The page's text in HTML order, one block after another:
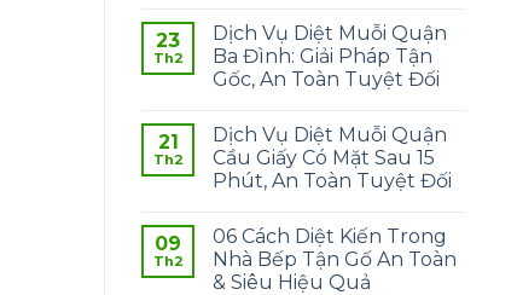
23
Th2
Dịch Vụ Diệt Muỗi Quận
Ba Đình: Giải Pháp Tận
Gốc, An Toàn Tuyệt Đối
21
Th2
Dịch Vụ Diệt Muỗi Quận
Cầu Giấy Có Mặt Sau 15
Phút, An Toàn Tuyệt Đối
09
Th2
06 Cách Diệt Kiến Trong
Nhà Bếp Tận Gố An Toàn
& Siêu Hiệu Quả